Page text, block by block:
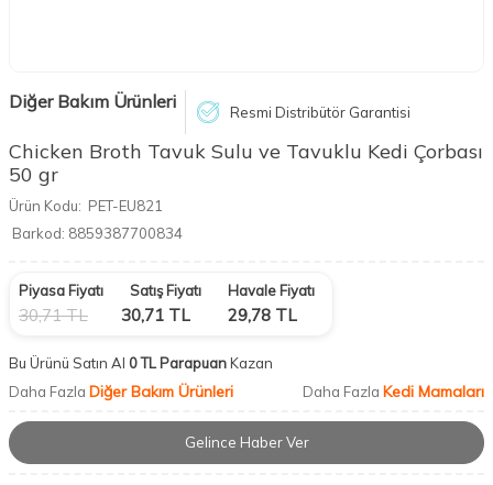
Diğer Bakım Ürünleri Resmi Distribütör Garantisi
Chicken Broth Tavuk Sulu ve Tavuklu Kedi Çorbası
50 gr
Ürün Kodu: PET-EU821
Barkod: 8859387700834
Piyasa Fiyatı
30,71TL
Satış Fiyatı
30,71 TL
Havale Fiyatı
29,78 TL
Bu Ürünü Satın Al 0 TL ParapuanKazan
Daha Fazla Diğer Bakım Ürünleri Daha Fazla Kedi Mamaları
Gelince Haber Ver